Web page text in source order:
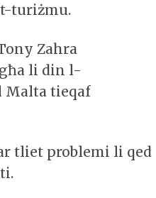
turiżmu.
Zahra
li din l-
Malta tieqaf
tliet problemi li qed